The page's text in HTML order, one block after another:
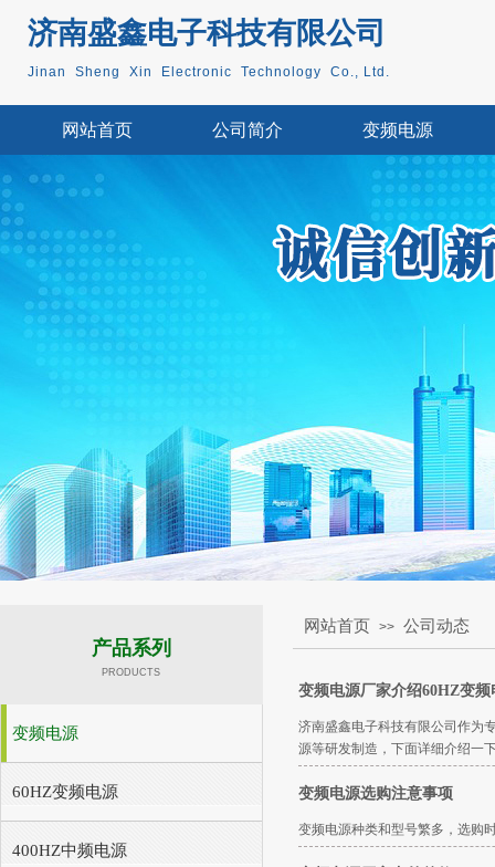
济南盛鑫电子科技有限公司
Jinan Sheng Xin Electronic Technology Co., Ltd.
网站首页 公司简介 变频电源
产品系列
PRODUCTS
网站首页 >> 公司动态
变频电源厂家介绍60HZ变
济南盛鑫电子科技有限公司作为
源等研发制造，下面详细介绍一
变频电源选购注意事项
变频电源种类和型号繁多，选购
变频电源
60HZ变频电源
400HZ中频电源